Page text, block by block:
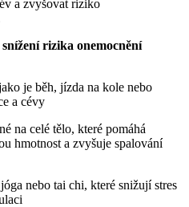
a zvyšovat riziko
rizika onemocnění
je běh, jízda na kole nebo
a cévy
na celé tělo, které pomáhá
hmotnost a zvyšuje spalování
nebo tai chi, které snižují stres